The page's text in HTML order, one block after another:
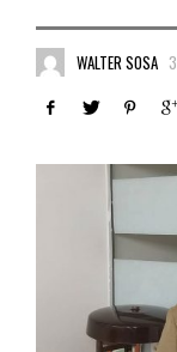
WALTER SOSA